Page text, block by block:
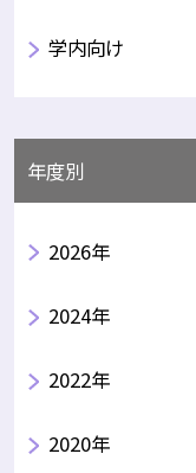
学内向け
年度別
2026年
2024年
2022年
2020年